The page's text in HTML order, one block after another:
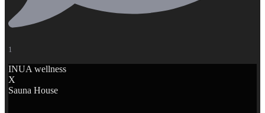
1
INUA wellness
X
Sauna House